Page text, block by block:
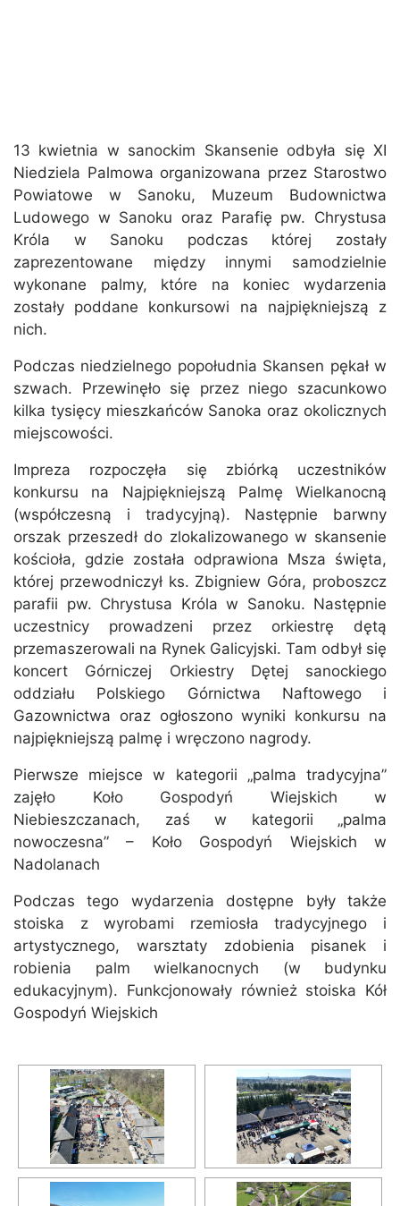
13 kwietnia w sanockim Skansenie odbyła się XI
Niedziela Palmowa organizowana przez Starostwo
Powiatowe w Sanoku, Muzeum Budownictwa
Ludowego w Sanoku oraz Parafię pw. Chrystusa
Króla w Sanoku podczas której zostały
zaprezentowane między innymi samodzielnie
wykonane palmy, które na koniec wydarzenia
zostały poddane konkursowi na najpiękniejszą z
nich.
Podczas niedzielnego popołudnia Skansen pękał w
szwach. Przewinęło się przez niego szacunkowo
kilka tysięcy mieszkańców Sanoka oraz okolicznych
miejscowości.
Impreza rozpoczęła się zbiórką uczestników
konkursu na Najpiękniejszą Palmę Wielkanocną
(współczesną i tradycyjną). Następnie barwny
orszak przeszedł do zlokalizowanego w skansenie
kościoła, gdzie została odprawiona Msza święta,
której przewodniczył ks. Zbigniew Góra, proboszcz
parafii pw. Chrystusa Króla w Sanoku. Następnie
uczestnicy prowadzeni przez orkiestrę dętą
przemaszerowali na Rynek Galicyjski. Tam odbył się
koncert Górniczej Orkiestry Dętej sanockiego
oddziału Polskiego Górnictwa Naftowego i
Gazownictwa oraz ogłoszono wyniki konkursu na
najpiękniejszą palmę i wręczono nagrody.
Pierwsze miejsce w kategorii „palma tradycyjna”
zajęło Koło Gospodyń Wiejskich w
Niebieszczanach, zaś w kategorii „palma
nowoczesna” – Koło Gospodyń Wiejskich w
Nadolanach
Podczas tego wydarzenia dostępne były także
stoiska z wyrobami rzemiosła tradycyjnego i
artystycznego, warsztaty zdobienia pisanek i
robienia palm wielkanocnych (w budynku
edukacyjnym). Funkcjonowały również stoiska Kół
Gospodyń Wiejskich